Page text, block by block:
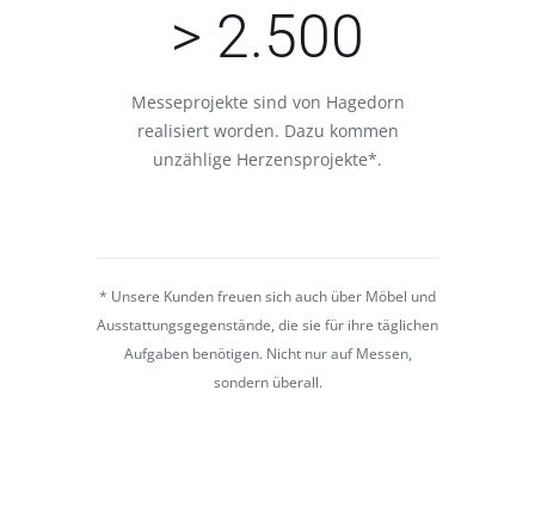
> 2.500
Messeprojekte sind von Hagedorn
realisiert worden. Dazu kommen
unzählige Herzensprojekte*.
* Unsere Kunden freuen sich auch über Möbel und
Ausstattungsgegenstände, die sie für ihre täglichen
Aufgaben benötigen. Nicht nur auf Messen,
sondern überall.